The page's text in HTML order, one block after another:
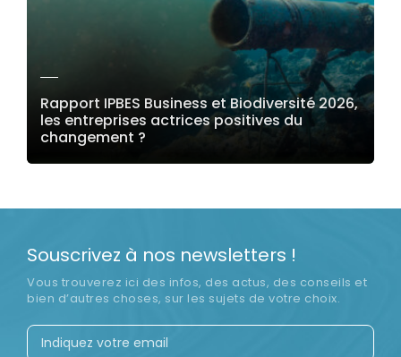
Rapport IPBES Business et Biodiversité 2026,
les entreprises actrices positives du
changement ?
Souscrivez à nos newsletters !
Vous trouverez ici des infos, des actus, des conseils et
bien d’autres choses, sur les sujets de votre choix.